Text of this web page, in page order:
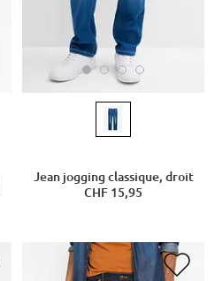
Jean jogging classique, droit
CHF 15,95